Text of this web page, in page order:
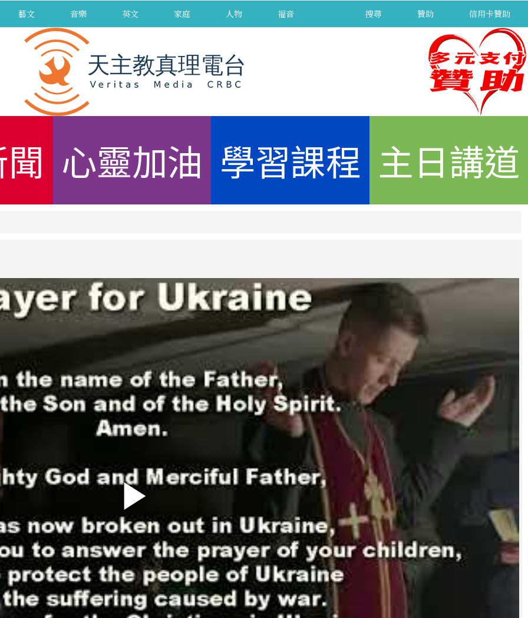
藝文 音樂 英文 家庭 人物 福音 搜尋 贊助 信用卡贊助
心靈加油 學習課程 主日講道